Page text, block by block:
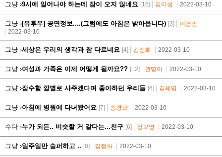
그냥 ›9시에 일어나야 하는데 잠이 오지 않네요 [16] 김미성 2022-03-10
그냥 ›[유후우] 공연정보....(그럼에도 아침은 밝아옵니다) [3]
이경민
2022-03-10
그냥 ›세상은 우리의 생각과 참 다르네요 [4] 김정화 2022-03-10
그냥 ›여성과 가족은 이제 어떻게 될까요?? [12] 권명아 2022-03-10
그냥 ›잠수함 깔별로 사주겠다며 좋아하던 우리들 [6] 김세영 2022-03-10
그냥 ›아침에 병원에 다녀왔어요 [7] 송경모 2022-03-10
수다 ›누가 되든.. 비슷할 거 같다는...친구 [6] 정보영 2022-03-10
그냥 ›일주일만 슬퍼하고 .. [8] 김정화 2022-03-10